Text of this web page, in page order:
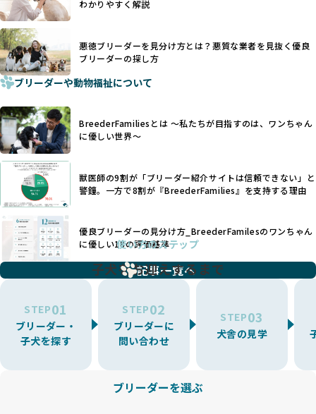
BreederFamiliesでは、ワンちゃんを大切にする「優良ブリ
ーダー」のみを紹介するために、法令を超えた独自の基準を
設け、ブリーダーの理念や飼育環境の厳格なチェックを行っ
ています。
一部の営利優先のブリーディングでは、母犬の出産負担を考
えずに大量繁殖が行われ、親犬が心身ともに疲弊するケース
が見られます。さらに、コストカットのために食事を減らし
たり、栄養のない食事を与える、適切な健康管理が行われな
いなど、ワンちゃんの健康と福祉が犠牲にされることも少な
くありません。
また、健康リスクが予測しづらいミックス犬の繁殖や、愛情
が行き届かない多頭飼育等も問題です。これらのブリーディ
ング手法は、ワンちゃんの福祉を無視し、利益のみを追求す
るブリーダーによるものが多く、消費者にとっても深刻な課
題となっています。
BreederFamiliesでは、こうしたワンちゃんに優しくないブ
リーディングをなくすため、すべてのワンちゃんを家族のよ
うに大切に飼育・繁殖を行っている「優良ブリーダー」のみ
BreederFamiliesでは、アニマルウェルフェアを最優先に考
えた6つの絶対基準と12の総合基準を設定しています。これに
ことを徹底しています。
BreederFamiliesでは、以下の6項目を必須条件とし、これら
で処置するケースも見受けられます。
「耳やしっぽを切らない」詳細はこちら
犬種ごとに異なる健康リスクや育て方のポイントを理解し、
適切に対応するためには、深い知識と豊富な経験が欠かせま
せん。現在、犬種は200種類以上あり、それぞれに特有の健康
たとえば、パグは呼吸器系のトラブルを抱えやすく、ラブラ
ドール・レトリバーには股関節形成不全への注意が必要で
す。このような犬種ごとの違いを熟知し、適切なケアを提供
できるかどうかは、ブリーダーの専門性に大きく関わりま
す。
優良ブリーダーは、少数の犬種（一般的に3種以内）に絞って
繁殖を行い、各犬種の特徴を熟知しています。これにより、
犬種ごとの健康管理や繁殖において質の高いケアを提供する
ことが可能です。
一方、営利優先ブリーダーは流行や需要に応じて扱う犬種を
増やす傾向があり、犬種ごとに異なる健康問題や適切な育成
環境を十分に考慮しない場合があります。こうしたブリーダ
たりストレスを抱えたりするリスクが高まります。
「少数の犬種に集中」の詳細はこちら
すが、無計画な交配には健康リスクが伴います。異なる犬種
の特徴を持つことで予測しにくい健康問題が発生する可能性
が高く、診断や治療も複雑化する場合があります。また、ミ
わかりやすく解説
悪徳ブリーダーを見分け方とは？悪質な業者を見抜く優良
ブリーダーの探し方
ブリーダーや動物福祉について
BreederFamiliesとは 〜私たちが目指すのは、ワンちゃん
に優しい世界〜
獣医師の9割が「ブリーダー紹介サイトは信頼できない」と
警鐘。一方で8割が『BreederFamilies』を支持する理由
優良ブリーダーの見分け方_BreederFamilesのワンちゃん
に優しい18の評価基準
記事一覧へ
使い方のステップ
子犬をお迎えするまで
STEP01
ブリーダー・
子犬を探す
STEP02
ブリーダーに
問い合わせ
STEP03
犬舎の見学
ブリーダーを選ぶ